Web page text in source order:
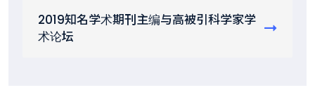
2019知名学术期刊主编与高被引科学家学
术论坛